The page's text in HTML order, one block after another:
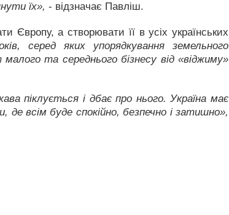
їх», - відзначає Павліш.
а створювати її в усіх українських
серед яких упорядкування земельного
та середнього бізнесу від «віджиму»
піклується і дбає про нього. Україна має
всім буде спокійно, безпечно і затишно»,